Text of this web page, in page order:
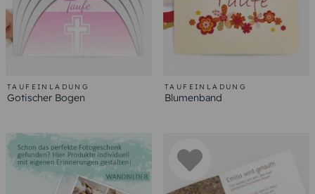
TAUFEINLADUNG
Gotischer Bogen
TAUFEINLADUNG
Blumenband